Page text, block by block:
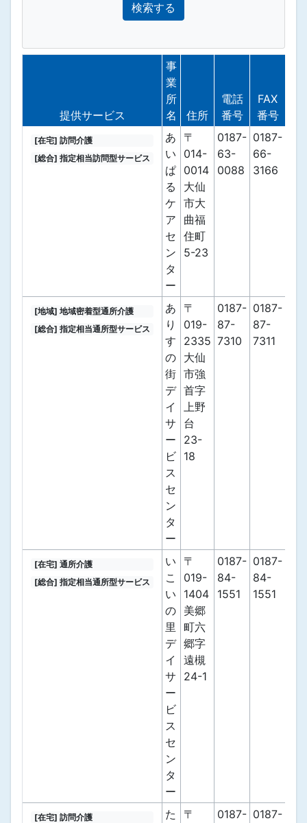
検索する
提供サービス
事
業
所
名
住所
電話
番号
FAX
番号
[在宅] 訪問介護
[総合] 指定相当訪問型サービス
あ
い
ぱ
る
ケ
ア
セ
ン
タ
ー
〒
014-
0014
大仙
市大
曲福
住町
5-23
0187-
63-
0088
0187-
66-
3166
[地域] 地域密着型通所介護
[総合] 指定相当通所型サービス
あ
り
す
の
街
デ
イ
サ
ー
ビ
ス
セ
ン
タ
ー
〒
019-
2335
大仙
市強
首字
上野
台
23-
18
0187-
87-
7310
0187-
87-
7311
[在宅] 通所介護
[総合] 指定相当通所型サービス
い
こ
い
の
里
デ
イ
サ
ー
ビ
ス
セ
ン
タ
ー
〒
019-
1404
美郷
町六
郷字
遠槻
24-1
0187-
84-
1551
0187-
84-
1551
[在宅] 訪問介護
た
〒
0187- 0187-